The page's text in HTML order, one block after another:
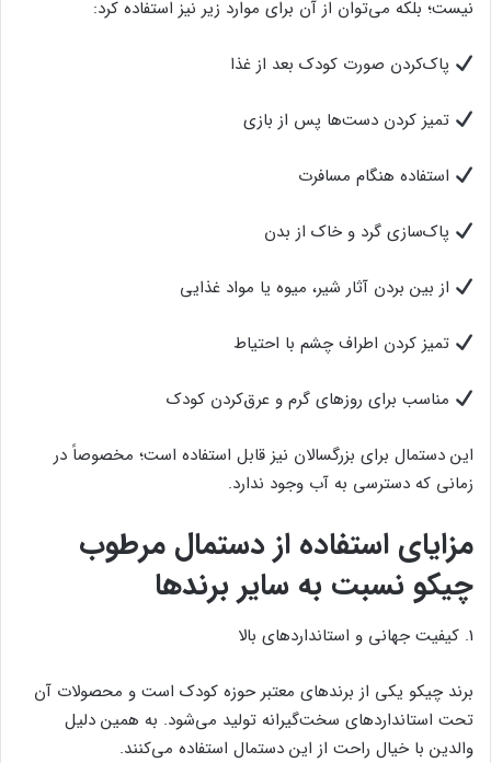
نیست؛ بلکه می‌توان از آن برای موارد زیر نیز استفاده کرد:
پاک‌کردن صورت کودک بعد از غذا
تمیز کردن دست‌ها پس از بازی
استفاده هنگام مسافرت
پاک‌سازی گرد و خاک از بدن
از بین بردن آثار شیر، میوه یا مواد غذایی
تمیز کردن اطراف چشم با احتیاط
مناسب برای روزهای گرم و عرق‌کردن کودک
این دستمال برای بزرگسالان نیز قابل استفاده است؛ مخصوصاً در
زمانی که دسترسی به آب وجود ندارد.
مزایای استفاده از دستمال مرطوب
چیکو نسبت به سایر برندها
1. کیفیت جهانی و استانداردهای بالا
برند چیکو یکی از برندهای معتبر حوزه کودک است و محصولات آن
تحت استانداردهای سخت‌گیرانه تولید می‌شود. به همین دلیل
والدین با خیال راحت از این دستمال استفاده می‌کنند.